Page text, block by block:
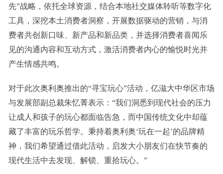
先”战略，依托全球资源，结合本地社交媒体聆听等数字化
工具，深挖本土消费者洞察，开展数据驱动的营销，与消
费者共创新口味、新产品和新品类，并选择消费者喜闻乐
见的沟通内容和互动方式，激活消费者内心的愉悦时光并
产生情感共鸣。
对于此次奥利奥推出的“寻宝玩心”活动，亿滋大中华区市场
与发展部副总裁朱忆菁表示：“我们洞悉到现代社会的压力
让成人和孩子的玩心都面临告急，而中国传统文化中却蕴
藏了丰富的玩乐哲学。秉持着奥利奥‘玩在一起’的品牌精
神，我们希望通过借此活动，启发大小朋友们在快节奏的
现代生活中去发现、解锁、重拾玩心。”